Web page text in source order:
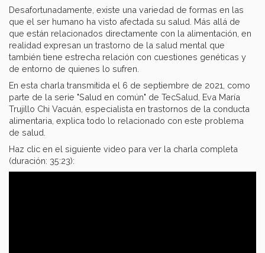
Desafortunadamente, existe una variedad de formas en las
que el ser humano ha visto afectada su salud. Más allá de
que están relacionados directamente con la alimentación, en
realidad expresan un trastorno de la salud mental que
también tiene estrecha relación con cuestiones genéticas y
de entorno de quienes lo sufren.
En esta charla transmitida el 6 de septiembre de 2021, como
parte de la serie "Salud en común" de TecSalud, Eva María
Trujillo Chi Vacuán, especialista en trastornos de la conducta
alimentaria, explica todo lo relacionado con este problema
de salud.
Haz clic en el siguiente video para ver la charla completa
(duración: 35:23):